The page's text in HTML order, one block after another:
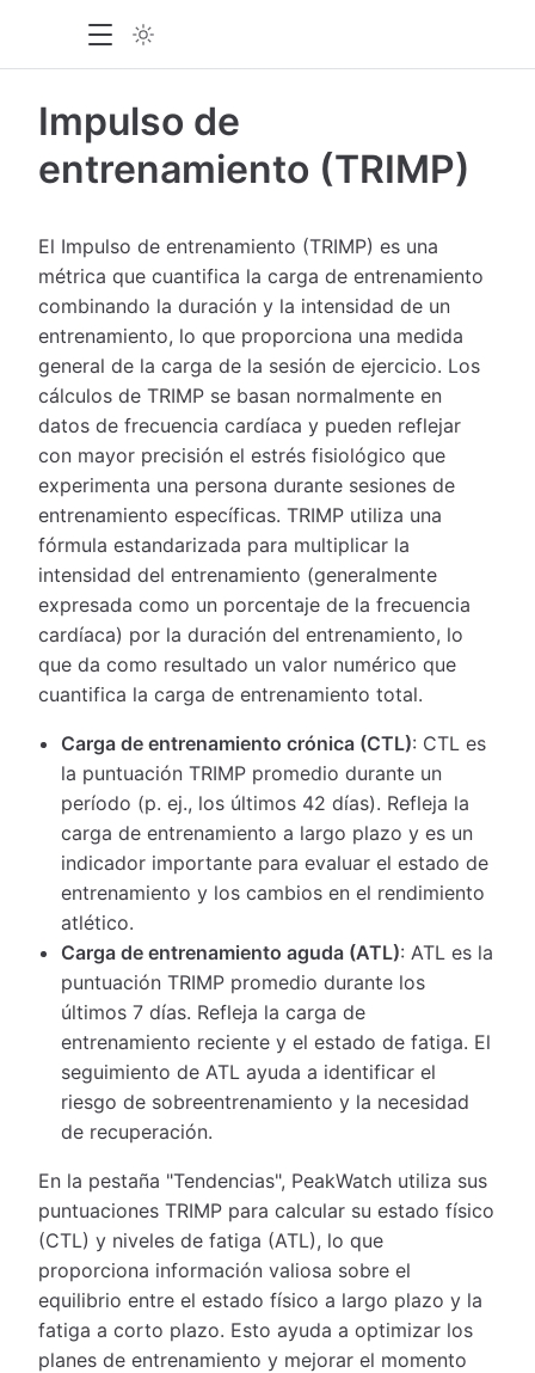
Impulso de
entrenamiento (TRIMP)
El Impulso de entrenamiento (TRIMP) es una
métrica que cuantifica la carga de entrenamiento
combinando la duración y la intensidad de un
entrenamiento, lo que proporciona una medida
general de la carga de la sesión de ejercicio. Los
cálculos de TRIMP se basan normalmente en
datos de frecuencia cardíaca y pueden reflejar
con mayor precisión el estrés fisiológico que
experimenta una persona durante sesiones de
entrenamiento específicas. TRIMP utiliza una
fórmula estandarizada para multiplicar la
intensidad del entrenamiento (generalmente
expresada como un porcentaje de la frecuencia
cardíaca) por la duración del entrenamiento, lo
que da como resultado un valor numérico que
cuantifica la carga de entrenamiento total.
Carga de entrenamiento crónica (CTL): CTL es
la puntuación TRIMP promedio durante un
período (p. ej., los últimos 42 días). Refleja la
carga de entrenamiento a largo plazo y es un
indicador importante para evaluar el estado de
entrenamiento y los cambios en el rendimiento
atlético.
Carga de entrenamiento aguda (ATL): ATL es la
puntuación TRIMP promedio durante los
últimos 7 días. Refleja la carga de
entrenamiento reciente y el estado de fatiga. El
seguimiento de ATL ayuda a identificar el
riesgo de sobreentrenamiento y la necesidad
de recuperación.
En la pestaña "Tendencias", PeakWatch utiliza sus
puntuaciones TRIMP para calcular su estado físico
(CTL) y niveles de fatiga (ATL), lo que
proporciona información valiosa sobre el
equilibrio entre el estado físico a largo plazo y la
fatiga a corto plazo. Esto ayuda a optimizar los
planes de entrenamiento y mejorar el momento